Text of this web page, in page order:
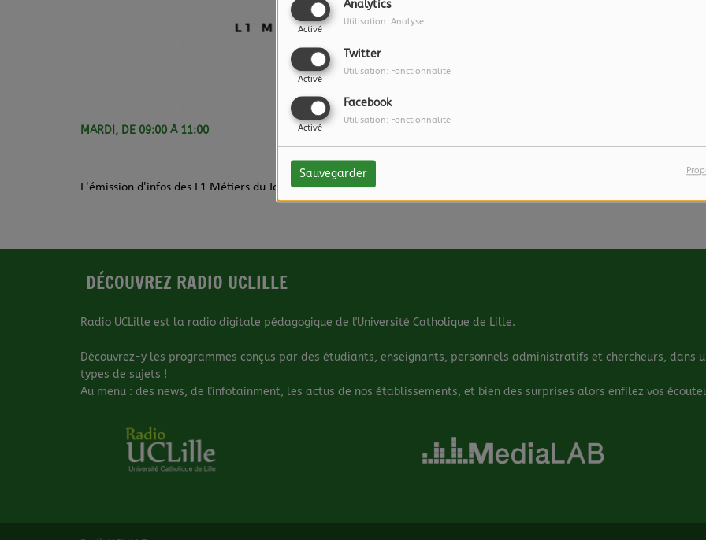
Analytics
Activé
Utilisation: Analyse
Twitter
Activé
Utilisation: Fonctionnalité
Facebook
Activé
Utilisation: Fonctionnalité
Sauvegarder
MARDI, DE 09:00 À 11:00
L'émission d'infos des L1 Métiers du Journalisme
DÉCOUVREZ RADIO UCLILLE
Radio UCLille est la radio digitale pédagogique de l'Université Catholique de Lille.
Découvrez-y les programmes conçus par des étudiants, enseignants, personnels administratifs et chercheurs, dans
types de sujets !
Au menu : des news, de l'infotainment, les actus de nos établissements, et bien des surprises alors enfilez vos